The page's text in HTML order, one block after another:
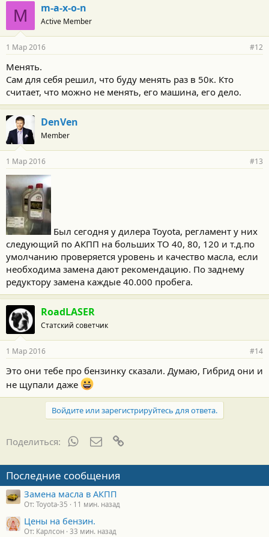
M m-a-x-o-n
Active Member
1 Мар 2016 #12
Менять.
Сам для себя решил, что буду менять раз в 50к. Кто
считает, что можно не менять, его машина, его дело.
DenVen
Member
1 Мар 2016 #13
Был сегодня у дилера Toyota, регламент у них
следующий по АКПП на больших ТО 40, 80, 120 и т.д.по
умолчанию проверяется уровень и качество масла, если
необходима замена дают рекомендацию. По заднему
редуктору замена каждые 40.000 пробега.
RoadLASER
Статский советчик
1 Мар 2016 #14
Это они тебе про бензинку сказали. Думаю, Гибрид они и
не щупали даже
Войдите или зарегистрируйтесь для ответа.
Поделиться: WhatsAppЭлектронная почта
Последние сообщения
Замена масла в АКПП
От: Toyota-35 11 мин. назад
Цены на бензин.
От: Карлсон 33 мин. назад